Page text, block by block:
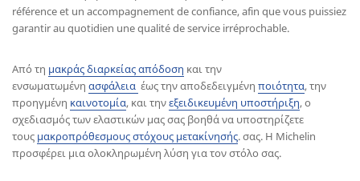
référence et un accompagnement de confiance, afin que vous puissiez
garantir au quotidien une qualité de service irréprochable.
Από τη μακράς διαρκείας απόδοση και την
ενσωματωμένη ασφάλεια έως την αποδεδειγμένη ποιότητα, την
προηγμένη καινοτομία, και τηνεξειδικευμένη υποστήριξη, ο
σχεδιασμός των ελαστικών μας σας βοηθά να υποστηρίζετε
τους μακροπρόθεσμους στόχους μετακίνησής. σας. Η Michelin
προσφέρει μια ολοκληρωμένη λύση για τον στόλο σας.